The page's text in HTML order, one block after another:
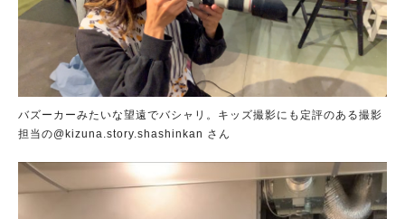
バズーカーみたいな望遠でバシャリ。キッズ撮影にも定評のある撮影
担当の@kizuna.story.shashinkan さん